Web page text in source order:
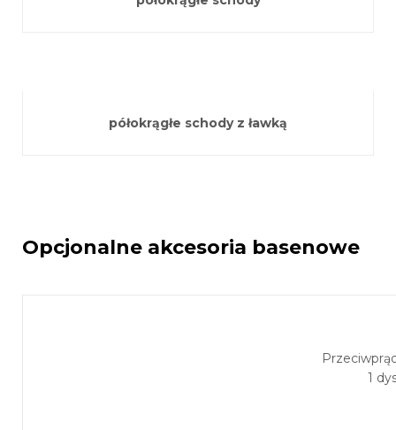
półokrągłe schody z ławką
Opcjonalne akcesoria basenowe
1